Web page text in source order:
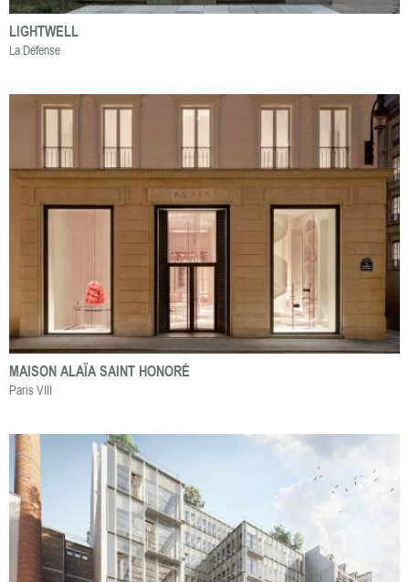
LIGHTWELL
La Défense
MAISON ALAÏA SAINT HONORÉ
Paris VIII